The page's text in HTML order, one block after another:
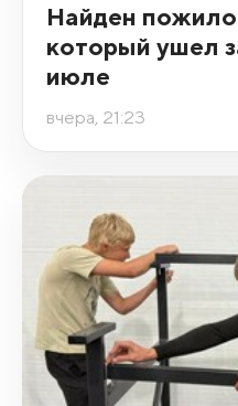
Найден
который ушел
июле
вчера, 21:23